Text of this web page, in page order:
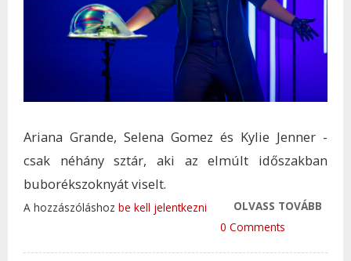
Ariana Grande, Selena Gomez és Kylie Jenner -
csak néhány sztár, aki az elmúlt időszakban
buborékszoknyát viselt.
OLVASS TOVÁBB
A hozzászóláshoz be kell jelentkezni
0 Comments